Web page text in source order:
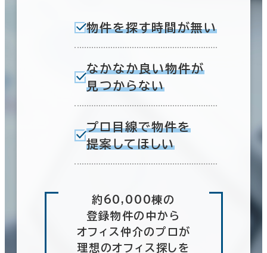
物件を探す時間が無い
なかなか良い物件が
見つからない
プロ目線で物件を
提案してほしい
約60,000棟の
登録物件の中から
オフィス仲介のプロが
理想のオフィス探しを